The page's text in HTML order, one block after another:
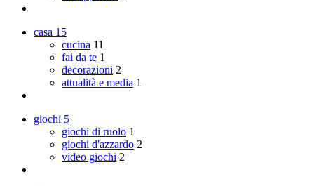
casa 15
cucina 11
fai da te 1
decorazioni 2
attualità e media 1
giochi 5
giochi di ruolo 1
giochi d'azzardo 2
video giochi 2